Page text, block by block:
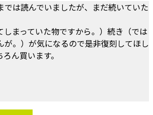
では読んでいましたが、まだ続いていた
しまっていた物ですから。）続き（では
が。）が気になるので是非復刻してほし
ん買います。